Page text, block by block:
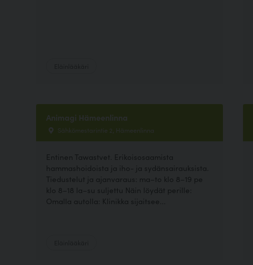
Animagi Hämeenlinna
Sähkömestarintie 2, Hämeenlinna
Entinen Tawastvet. Erikoisosaamista
hammashoidoista ja iho- ja sydänsairauksista.
Tiedustelut ja ajanvaraus: ma–to klo 8–19 pe
klo 8–18 la–su suljettu Näin löydät perille:
Omalla autolla: Klinikka sijaitsee...